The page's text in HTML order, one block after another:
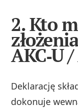
2. Kto
AKC‑U
Deklarację
dokonuje